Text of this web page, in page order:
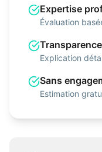
Expertise
Évaluation
Explication
Sans
Estimation